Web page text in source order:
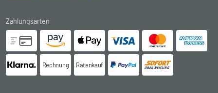
Zahlungsarten
Rechnung Ratenkauf